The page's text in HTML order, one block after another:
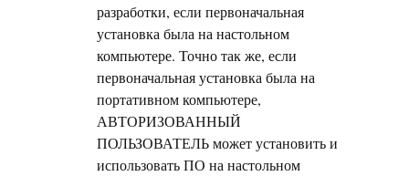
разработки, если первоначальная
установка была на настольном
компьютере. Точно так же, если
первоначальная установка была на
портативном компьютере,
АВТОРИЗОВАННЫЙ
ПОЛЬЗОВАТЕЛЬ может установить и
использовать ПО на настольном